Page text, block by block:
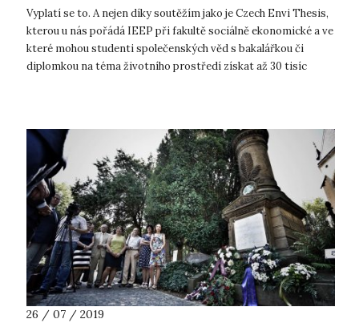
Vyplatí se to. A nejen díky soutěžím jako je Czech Envi Thesis,
kterou u nás pořádá IEEP při fakultě sociálně ekonomické a ve
které mohou studenti společenských věd s bakalářkou či
diplomkou na téma životního prostředí získat až 30 tisíc
26 / 07 / 2019